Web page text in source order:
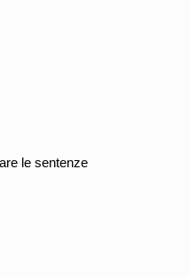
le sentenze